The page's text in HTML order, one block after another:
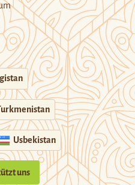
Usbekistan
uns